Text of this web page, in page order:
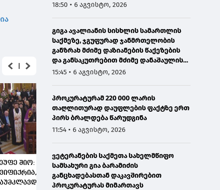
შიო: მრავალჯერ
როგორ
ეკლესია
საქართველოს
მართლმადიდებელი
ეკლესიის 142-ე
18:50 • 6 აგვისტო, 2026
გიგა ავალიანის სისხლის სამართლის
საქმეზე, ჯგუფურად ჯანმრთელობის
განზრახ მძიმე დაზიანების წაქეზების
და განსაკუთრებით მძიმე დანაშაულის
შეუტყობინებლობის ფაქტებზე ორ პირს
15:45 • 6 აგვისტო, 2026
პროკურატურამ 220 000 ლარის
თაღლითურად დაუფლების ფაქტზე ერთ
პირს ბრალდება წარუდგინა
11:54 • 6 აგვისტო, 2026
ვეტერანების საქმეთა სახელმწიფო
სამსახური გია ბარამიძის
განცხადებასთან დაკავშირებით
პროკურატურას მიმართავს